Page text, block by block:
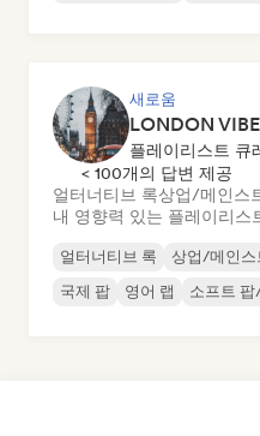
새로움
LONDON
플레이리스트 큐
< 100개의 답변 제공
얼터너티브 록상업/메인스
내 영향력 있는 플레이리스
얼터너티브 록 상업/메인스
국제 팝
영어 랩 소프트